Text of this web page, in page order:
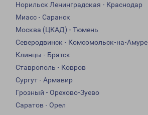
Норильск Ленинградская - Краснодар
Миасс - Саранск
Москва (ЦКАД) - Тюмень
Северодвинск - Комсомольск-на-Амуре
Клинцы - Братск
Ставрополь - Ковров
Сургут - Армавир
Грозный - Орехово-Зуево
Саратов - Орел